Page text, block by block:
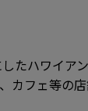
ハワイア
カフェ等の